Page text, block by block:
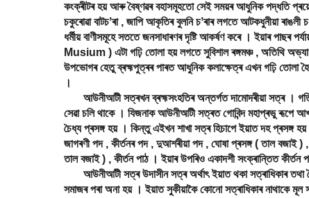
কংক্ৰীটৰ হয় আৰু বৈষ্ণৱৰ বহাসমূহতো সেই সময়ৰ আধুনিক পদ্ধতি
চকুৰোৱা বাটচʼৰা , জাপি আকৃতিৰ বুলনি চʼৰাৰ লগতে আটকধুনীয়া
ধৰ্মীয় বাণীসমূহে সততে জনসাধাৰণৰ দৃষ্টি আকৰ্ষণ কৰে । ইয়াৰ পাছৰ
Musium ) এটা গঢ়ি তোলা হয় লগতে সুবিশাল ৰঙ্গমঞ্চ , অতিথি
উপভোগৰ হেতু ব্ৰহ্মপুত্ৰৰ পাৰত আধুনিক কলাক্ষেত্ৰ এখন গঢ়ি তোলা
।
আউনীআটী সত্ৰখন ব্ৰহ্মসংহতিৰ অন্তৰ্গত দামোদৰীয়া সত্ৰ ।
সেৱা চলি থাকে । যিজনাক আউনীআটী সত্ৰত গোবিন্দ মহাপ্ৰভু ৰূপে
চৈধ্য প্ৰসঙ্গ হয় । কিন্তু এইখন শাখা সত্ৰ হিচাপে ইয়াত দহ প্ৰসঙ্গ
জাগৰণী পদ , কীৰ্তনৰ পদ , দুআশৰীয়া পদ , ঘোষা প্ৰসঙ্গ ( তাল বজাই
তাল বজাই ) , কীৰ্তন পাঠ । ইয়াৰ উপৰিও একাদশী সংক্ৰান্তিত কীৰ্তন
আউনীআটী সত্ৰ উদাসীন সত্ৰ অৰ্থাৎ ইয়াত থকা সত্ৰাধিকাৰ তথা
সমাজৰ পৰা অনা হয় । ইয়াত সুকীয়াকৈ কোনো সত্ৰাধিকাৰ নাথাকে মূল